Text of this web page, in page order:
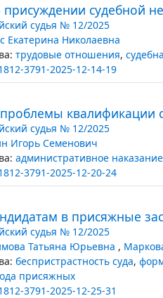
судебной
судья № 12/2025
Екатерина Николаевна
трудовые отношения,
3791-2025-12-14-19
квалификации
судья № 12/2025
Игорь Семенович
административное наказание
3791-2025-12-20-24
в присяжные
судья № 12/2025
Татьяна Юрьевна ,
беспристрастность суда,
присяжных
3791-2025-12-25-31